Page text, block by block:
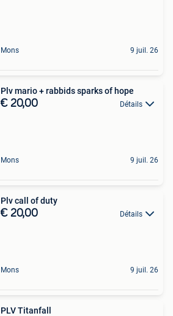
Mons 9 juil. 26
Plv mario + rabbids sparks of hope
€ 20,00 Détails
Mons 9 juil. 26
Plv call of duty
€ 20,00 Détails
Mons 9 juil. 26
PLV Titanfall